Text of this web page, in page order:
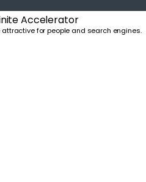
Accelerator
for people and search engines.